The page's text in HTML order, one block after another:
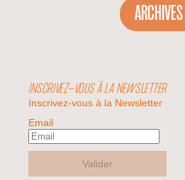
ARCHIVES
INSCRIVEZ-VOUS À LA NEWSLETTER
Inscrivez-vous à la Newsletter
Email
Valider